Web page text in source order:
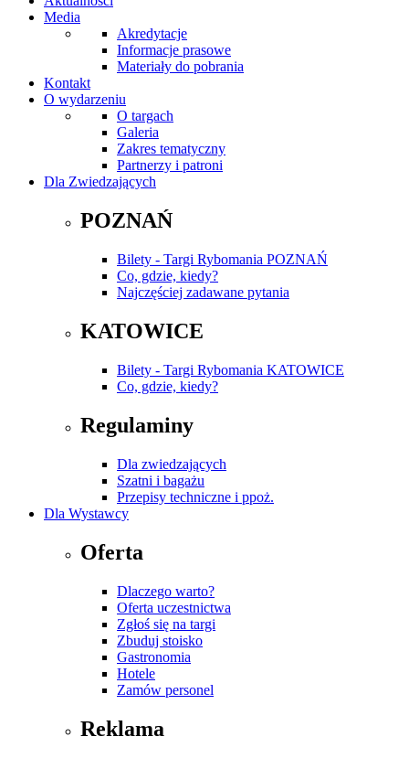
Media
Akredytacje
Informacje prasowe
Materiały do pobrania
Kontakt
O wydarzeniu
O targach
Galeria
Zakres tematyczny
Partnerzy i patroni
Dla Zwiedzających
POZNAŃ
Bilety - Targi Rybomania POZNAŃ
Co, gdzie, kiedy?
Najczęściej zadawane pytania
KATOWICE
Bilety - Targi Rybomania KATOWICE
Co, gdzie, kiedy?
Regulaminy
Dla zwiedzających
Szatni i bagażu
Przepisy techniczne i ppoż.
Dla Wystawcy
Oferta
Dlaczego warto?
Oferta uczestnictwa
Zgłoś się na targi
Zbuduj stoisko
Gastronomia
Hotele
Zamów personel
Reklama